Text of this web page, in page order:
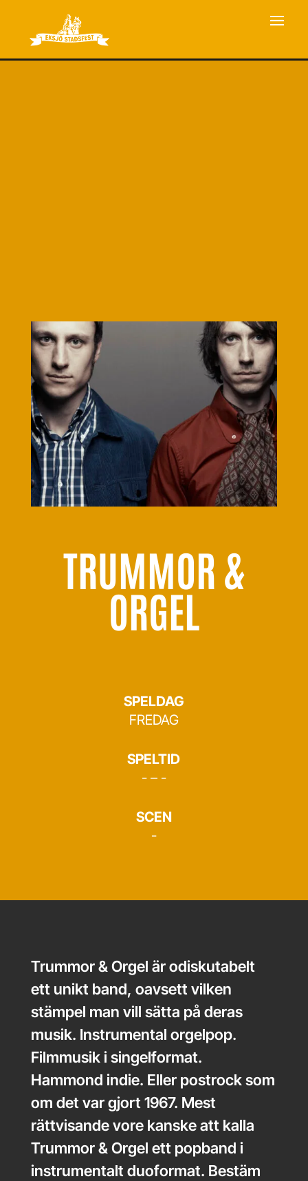
TRUMMOR &
ORGEL
SPELDAG
FREDAG
SPELTID
- – -
SCEN
-
Trummor & Orgel är odiskutabelt
ett unikt band, oavsett vilken
stämpel man vill sätta på deras
musik. Instrumental orgelpop.
Filmmusik i singelformat.
Hammond indie. Eller postrock som
om det var gjort 1967. Mest
rättvisande vore kanske att kalla
Trummor & Orgel ett popband i
instrumentalt duoformat. Bestäm